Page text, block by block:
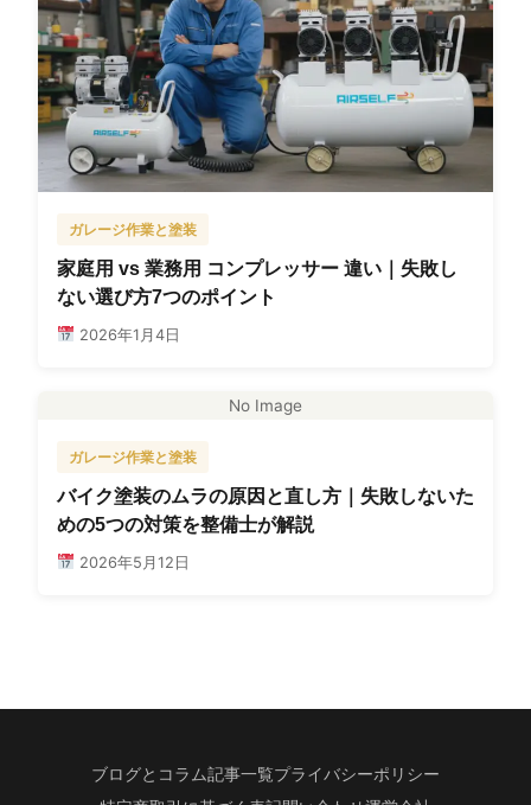
ガレージ作業と塗装
家庭用 vs 業務用 コンプレッサー 違い｜失敗し
ない選び方7つのポイント
2026年1月4日
No Image
ガレージ作業と塗装
バイク塗装のムラの原因と直し方｜失敗しないた
めの5つの対策を整備士が解説
2026年5月12日
ブログとコラム記事一覧プライバシーポリシー